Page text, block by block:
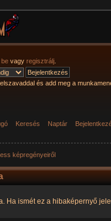
be vagy regisztrálj
és add meg a
Keresés Naptár
képregényeiről
Ha ismét ez a hibaképernyő